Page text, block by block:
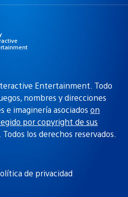
Entertainment. Todo
nombres y direcciones
e imaginería asociados on
por copyright de sus
. Todos los derechos reservados.
de privacidad